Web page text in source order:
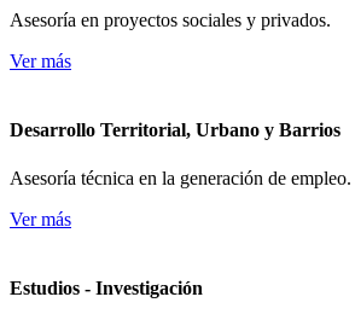
Asesoría en proyectos sociales y privados.
Ver más
Desarrollo Territorial, Urbano y Barrios
Asesoría técnica en la generación de empleo.
Ver más
Estudios - Investigación